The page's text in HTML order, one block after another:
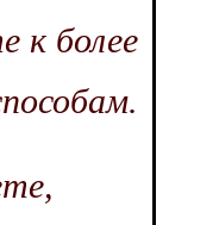
к более